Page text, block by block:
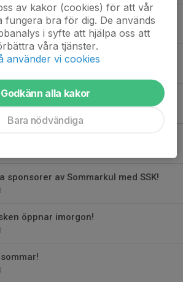
det grejer på Billbäcks Arena!
Mjölby AI FF 26/6 kl. 19:00
sponsorer av Sommarkul med SSK!
öppnar imorgon!
av kakor (cookies) för att vår
fungera bra för dig. De används
i syfte att hjälpa oss att
våra tjänster.
använder vi cookies
Godkänn alla kakor
Bara nödvändiga